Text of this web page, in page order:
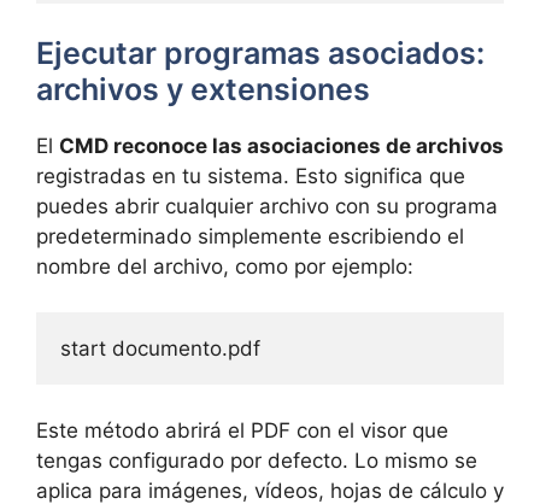
Ejecutar programas asociados:
archivos y extensiones
El CMD reconoce las asociaciones de archivos
registradas en tu sistema. Esto significa que
puedes abrir cualquier archivo con su programa
predeterminado simplemente escribiendo el
nombre del archivo, como por ejemplo:
start documento.pdf
Este método abrirá el PDF con el visor que
tengas configurado por defecto. Lo mismo se
aplica para imágenes, vídeos, hojas de cálculo y